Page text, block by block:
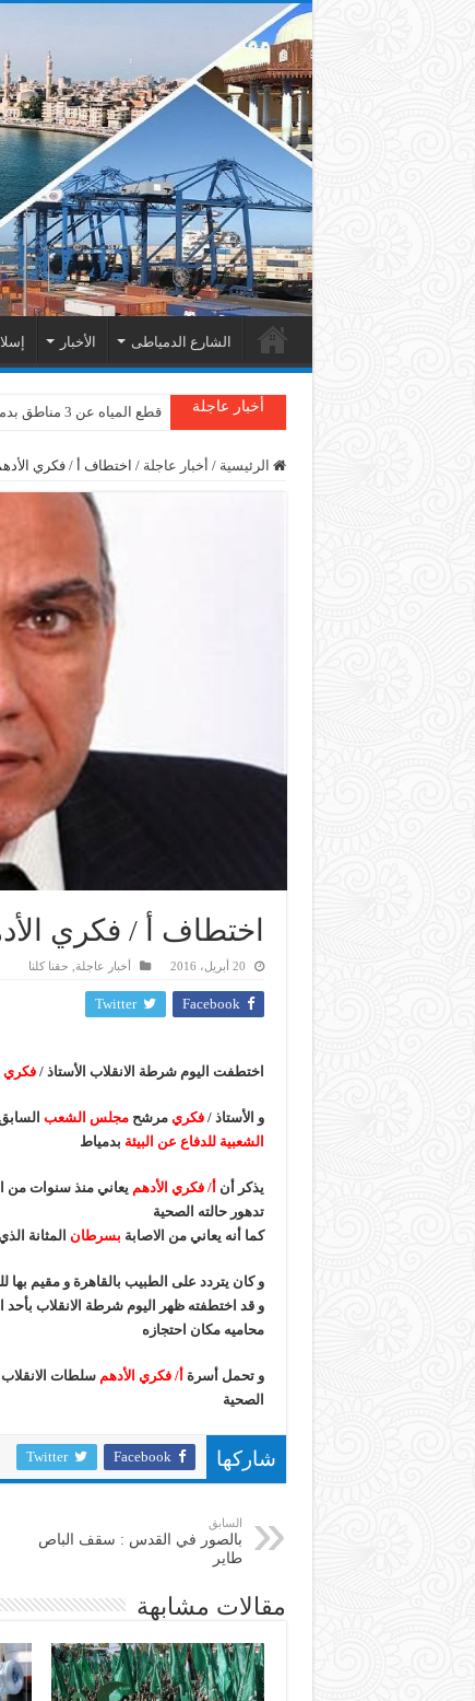
الشارع الدمياطى الأخبار
أخبار عاجلة قطع المياه عن 3 مناطق بدمياط
الرئيسية / أخبار عاجلة / اختطاف أ / فكري
اختطاف أ / فكري
20 أبريل، 2016 أخبار عاجلة حقنا كلنا
Facebook
Twitter
اختطفت اليوم شرطة الانقلاب الأستاذ / فكري
و الأستاذ /فكري مرشحمجلس الشعب
الشعبية للدفاع عن البيئة بدمياط
يذكر أن أ/ فكري الأدهم يعاني منذ سنوات من
تدهور حالته الصحية
كما أنه يعاني من الاصابة بسرطان المثانة
و كان يتردد على الطبيب بالقاهرة و مقيم بها
و قد اختطفته ظهر اليوم شرطة الانقلاب بأحد
محاميه مكان احتجازه
و تحمل أسرة أ/ فكري الأدهم سلطات
الصحية
شاركها Facebook
Twitter
السابق
بالصور في القدس : سقف الباص
طاير
مقالات مشابهة